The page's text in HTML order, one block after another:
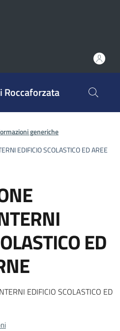
Roccaforzata
generiche
EDIFICIO SCOLASTICO ED AREE
ED
EDIFICIO SCOLASTICO ED